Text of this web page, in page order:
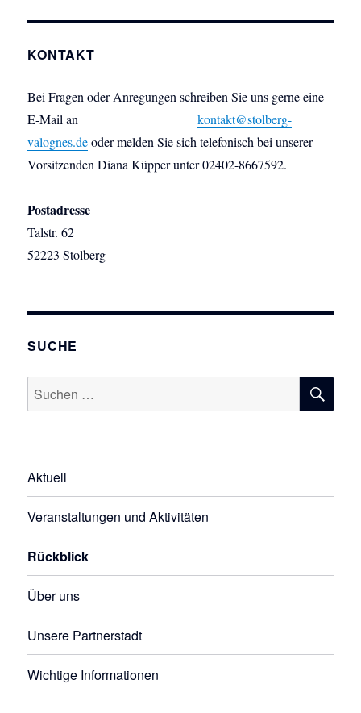
KONTAKT
Bei Fragen oder Anregungen schreiben Sie uns gerne eine
E-Mail ankontakt@stolberg-
valognes.deoder melden Sie sich telefonisch bei unserer
Vorsitzenden Diana Küpper unter 02402-8667592.
Postadresse
Talstr. 62
52223 Stolberg
SUCHE
Suchen
nach:
Aktuell
Veranstaltungen und Aktivitäten
Rückblick
Über uns
Unsere Partnerstadt
Wichtige Informationen